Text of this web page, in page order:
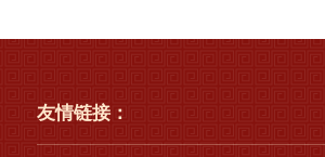
友情链接：